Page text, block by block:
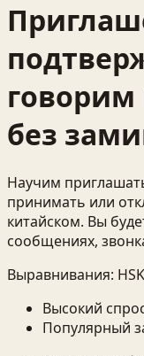
без
Научим
принимать или
китайском. Вы
сообщениях,
Выравнивания:
Высокий
Популярный